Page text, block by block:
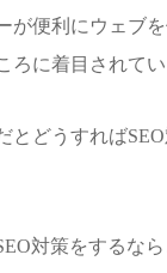
が便利にウェブ
ろに着目されてい
とどうすれば
対策をするな